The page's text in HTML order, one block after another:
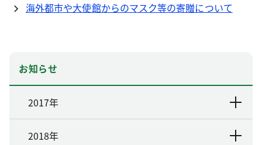
海外都市や大使館からのマスク等の寄贈について
お知らせ
2017年
2018年